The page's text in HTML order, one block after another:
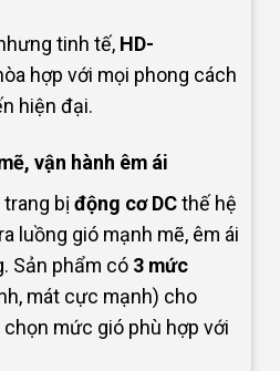
tinh tế, HD-
hợp với mọi phong cách
hiện đại.
vận hành êm ái
bị động cơ DCthế hệ
luồng gió mạnh mẽ, êm ái
Sản phẩm có 3 mức
mát cực mạnh) cho
mức gió phù hợp với